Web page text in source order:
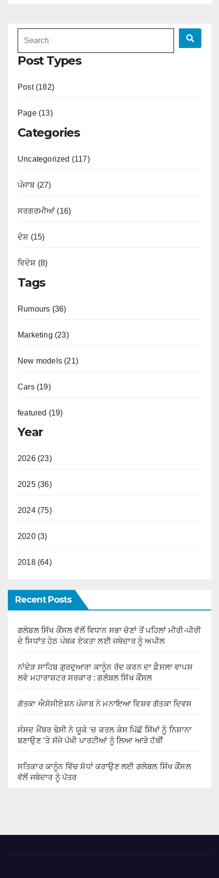
Post Types
Post (182)
Page (13)
Categories
Uncategorized (117)
ਪੰਜਾਬ (27)
ਸਰਗਰਮੀਆਂ (16)
ਦੇਸ਼ (15)
ਵਿਦੇਸ਼ (8)
Tags
Rumours (36)
Marketing (23)
New models (21)
Cars (19)
featured (19)
Year
2026 (23)
2025 (36)
2024 (75)
2020 (3)
2018 (64)
Recent Posts
ਗਲੋਬਲ ਸਿੱਖ ਕੌਂਸਲ ਵੱਲੋਂ ਵਿਧਾਨ ਸਭਾ ਚੋਣਾਂ ਤੋਂ ਪਹਿਲਾਂ ਮੀਰੀ-ਪੀਰੀ
ਦੇ ਸਿਧਾਂਤ ਹੇਠ ਪੰਥਕ ਏਕਤਾ ਲਈ ਜਥੇਦਾਰ ਨੂੰ ਅਪੀਲ
ਨਾਂਦੇੜ ਸਾਹਿਬ ਗੁਰਦੁਆਰਾ ਕਾਨੂੰਨ ਰੱਦ ਕਰਨ ਦਾ ਫ਼ੈਸਲਾ ਵਾਪਸ
ਲਵੇ ਮਹਾਰਾਸ਼ਟਰ ਸਰਕਾਰ : ਗਲੋਬਲ ਸਿੱਖ ਕੌਂਸਲ
ਗੱਤਕਾ ਐਸੋਸੀਏਸ਼ਨ ਪੰਜਾਬ ਨੇ ਮਨਾਇਆ ਵਿਸ਼ਵ ਗੱਤਕਾ ਦਿਵਸ
ਸੰਸਦ ਮੈਂਬਰ ਢੇਸੀ ਨੇ ਯੂਕੇ ‘ਚ ਕਤਲ ਕੇਸ ਪਿੱਛੋਂ ਸਿੱਖਾਂ ਨੂੰ ਨਿਸ਼ਾਨਾ
ਬਣਾਉਣ ’ਤੇ ਸੱਜੇ ਪੱਖੀ ਪਾਰਟੀਆਂ ਨੂੰ ਲਿਆ ਆੜੇ ਹੱਥੀਂ
ਸਤਿਕਾਰ ਕਾਨੂੰਨ ਵਿੱਚ ਸੋਧਾਂ ਕਰਾਉਣ ਲਈ ਗਲੋਬਲ ਸਿੱਖ ਕੌਂਸਲ
ਵੱਲੋਂ ਜਥੇਦਾਰ ਨੂੰ ਪੱਤਰ